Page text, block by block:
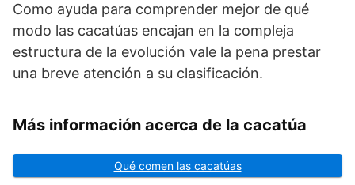
Como ayuda para comprender mejor de qué
modo las cacatúas encajan en la compleja
estructura de la evolución vale la pena prestar
una breve atención a su clasificación.
Más información acerca de la cacatúa
Qué comen las cacatúas